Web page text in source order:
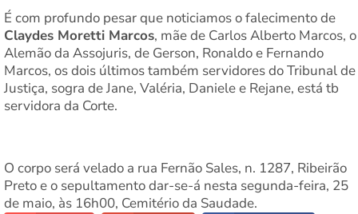
É com profundo pesar que noticiamos o falecimento de
Claydes Moretti Marcos, mãe de Carlos Alberto Marcos, o
Alemão da Assojuris, de Gerson, Ronaldo e Fernando
Marcos, os dois últimos também servidores do Tribunal de
Justiça, sogra de Jane, Valéria, Daniele e Rejane, está tb
servidora da Corte.
O corpo será velado a rua Fernão Sales, n. 1287, Ribeirão
Preto e o sepultamento dar-se-á nesta segunda-feira, 25
de maio, às 16h00, Cemitério da Saudade.